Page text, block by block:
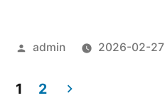
作
admin 2026-02-27
1 2